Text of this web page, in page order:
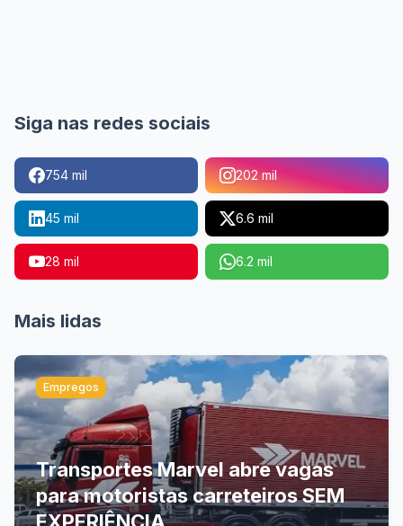
Siga nas redes sociais
754 mil 202 mil
45 mil 6.6 mil
28 mil 6.2 mil
Mais lidas
Empregos
Transportes Marvel abre vagas
para motoristas carreteiros SEM
EXPERIÊNCIA